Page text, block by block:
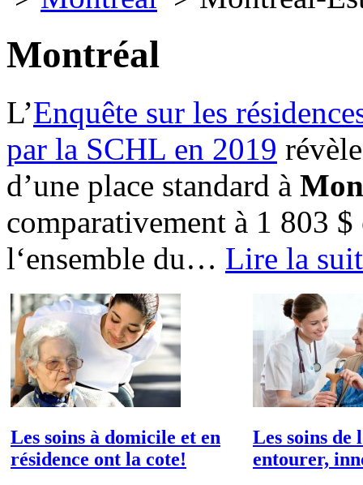
Montréal
L’Enquête sur les
par la SCHL en 2019
d’une place standard à
comparativement à 1 803
l‘ensemble du… Lire la
Les soins à domicile et en
résidence ont la cote!
Les soins de
entourer,